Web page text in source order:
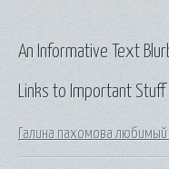
Links to Important Stuff
Галина пахомова любимый
An Informative Text